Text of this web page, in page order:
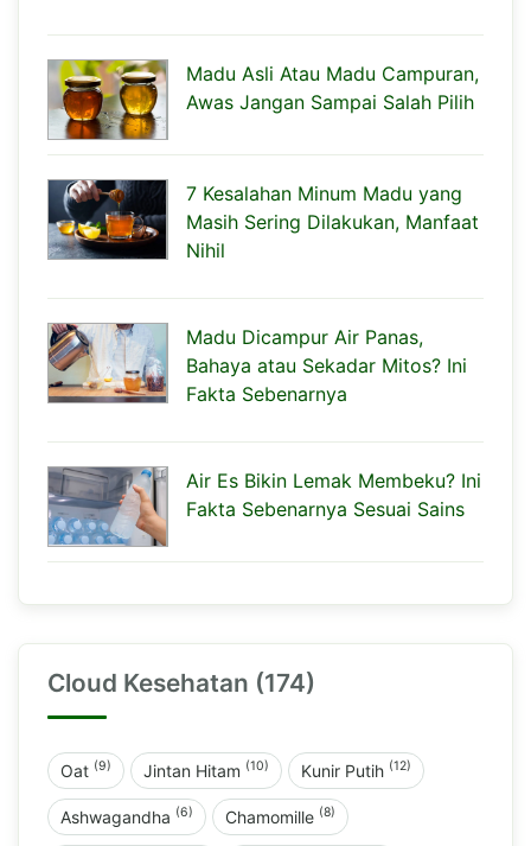
Madu Asli Atau Madu Campuran,
Awas Jangan Sampai Salah Pilih
7 Kesalahan Minum Madu yang
Masih Sering Dilakukan, Manfaat
Nihil
Madu Dicampur Air Panas,
Bahaya atau Sekadar Mitos? Ini
Fakta Sebenarnya
Air Es Bikin Lemak Membeku? Ini
Fakta Sebenarnya Sesuai Sains
Cloud Kesehatan (174)
Oat (9) Jintan Hitam (10) Kunir Putih (12)
Ashwagandha (6) Chamomille (8)